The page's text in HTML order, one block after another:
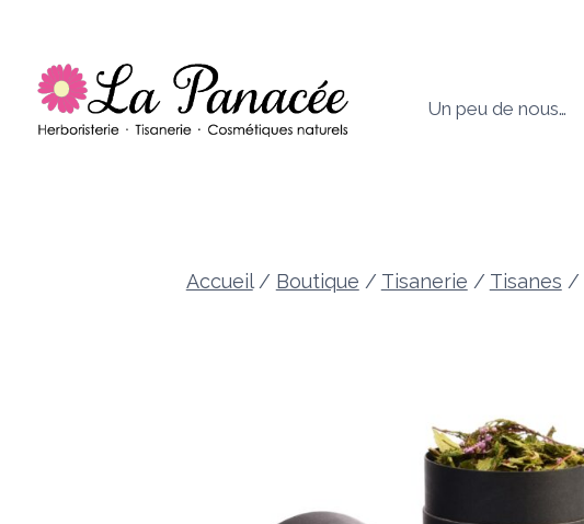
contenu
Un peu de nous…
Accueil / Boutique / Tisanerie / Tisanes /